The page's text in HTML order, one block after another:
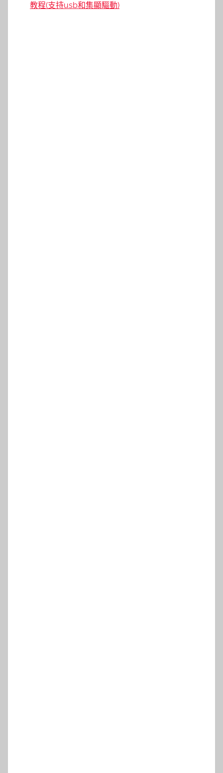
教程(支持usb和集顯驅動)